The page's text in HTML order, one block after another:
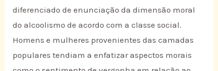
diferenciado de enunciação da dimensão moral
do alcoolismo de acordo com a classe social.
Homens e mulheres provenientes das camadas
populares tendiam a enfatizar aspectos morais